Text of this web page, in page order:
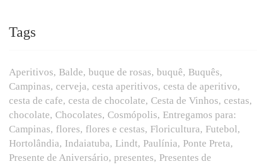
Tags
Aperitivos Balde buque de rosas buquê Buquês
Campinas cerveja cesta aperitivos cesta de aperitivo
cesta de cafe cesta de chocolate Cesta de Vinhos cestas
chocolate Chocolates Cosmópolis Entregamos para:
Campinas flores flores e cestas Floricultura Futebol
Hortolândia Indaiatuba Lindt Paulínia Ponte Preta
Presente de Aniversário presentes Presentes de